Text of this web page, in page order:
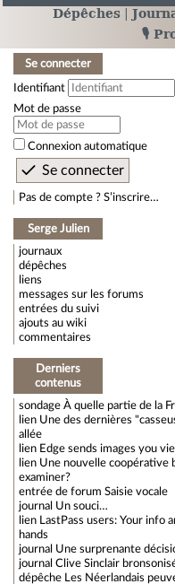
Dépêches
🎙️
Se connecter
Identifiant
Mot de passe
Connexion automatique
Pas de compte ? S’inscrire…
Serge Julien
journaux
dépêches
liens
messages sur les forums
entrées du suivi
ajouts au wiki
commentaires
Derniers
contenus
sondage À quelle partie de la
lien Une des dernières
allée
lien Edge sends images you
lien Une nouvelle coopérative
examiner?
entrée de forum Saisie vocale
journal Un souci…
lien
LastPass users: Your info
hands
journal Une surprenante
journal Clive Sinclair
dépêche
Les Néerlandais